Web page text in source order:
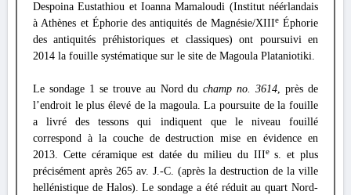
Despoina Eustathiou et Ioanna Mamaloudi (Institut néérlandais
à Athènes et Éphorie des antiquités de Magnésie/XIIIeÉphorie
des antiquités préhistoriques et classiques) ont poursuivi en
2014 la fouille systématique sur le site de Magoula Plataniotiki.
Le sondage 1 se trouve au Nord duchamp no. 3614, près de
l’endroit le plus élevé de la magoula. La poursuite de la fouille
a livré des tessons qui indiquent que le niveau fouillé
correspond à la couche de destruction mise en évidence en
2013. Cette céramique est datée du milieu du IIIes. et plus
précisément après 265 av. J.-C. (après la destruction de la ville
hellénistique de Halos). Le sondage a été réduit au quart Nord-